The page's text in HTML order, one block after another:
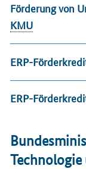
Förderung von
KMU
ERP-
ERP-